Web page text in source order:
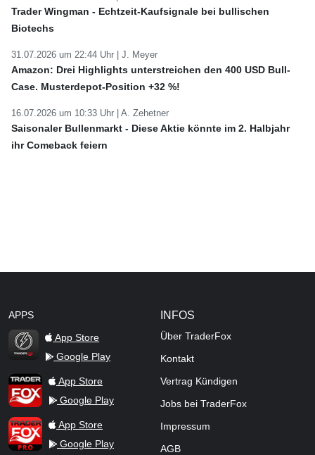
Trader Wingman - Echtzeit-Kaufsignale bei bullischen
Biotechs
31.07.2026 um 22:44 Uhr | J. Meyer
Amazon: Drei Highlights unterstreichen den 400 USD Bull-
Case. Musterdepot-Position +32 %!
16.07.2026 um 10:33 Uhr | A. Zehetner
Saisonaler Bullenmarkt - Diese Aktie könnte im 2. Halbjahr
ihr Comeback feiern
APPS
TraderFox Flash
App Store
Google Play
TraderFox AppApp Store
Google Play
TraderFox ProApp Store
Google Play
INFOS
Über TraderFox
Kontakt
Vertrag Kündigen
Jobs bei TraderFox
Impressum
AGB